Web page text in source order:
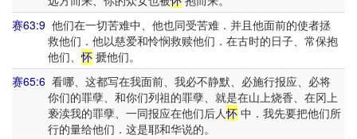
赛63:9 他们在一切苦难中、他也同受苦难．并且他面前的使者拯
救他们．他以慈爱和怜悯救赎他们．在古时的日子、常保抱
他们、怀搋他们。
赛65:6 看哪、这都写在我面前、我必不静默、必施行报应、必将
你们的罪孽、和你们列祖的罪孽、就是在山上烧香、在冈上
亵渎我的罪孽、一同报应在他们后人怀中．我先要把他们所
行的量给他们．这是耶和华说的。